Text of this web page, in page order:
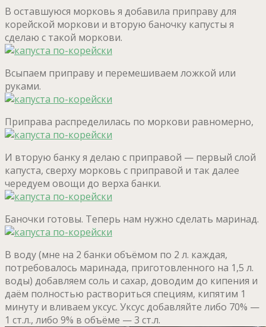
В оставшуюся морковь я добавила приправу для
корейской моркови и вторую баночку капусты я
сделаю с такой моркови.
Всыпаем приправу и перемешиваем ложкой или
руками.
Приправа распределилась по моркови равномерно,
И вторую банку я делаю с приправой — первый слой
капуста, сверху морковь с приправой и так далее
чередуем овощи до верха банки.
Баночки готовы. Теперь нам нужно сделать маринад.
В воду (мне на 2 банки объёмом по 2 л. каждая,
потребовалось маринада, приготовленного на 1,5 л.
воды) добавляем соль и сахар, доводим до кипения и
даём полностью раствориться специям, кипятим 1
минуту и вливаем уксус. Уксус добавляйте либо 70% —
1 ст.л., либо 9% в объёме — 3 ст.л.